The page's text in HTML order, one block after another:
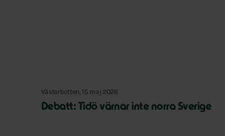
Västerbotten, 15 maj 2026
Debatt: Tidö värnar inte norra Sverige